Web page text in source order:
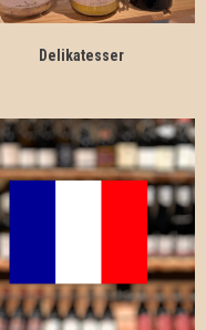
Delikatesser